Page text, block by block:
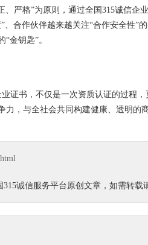
、严格”为原则，通过全国315诚信
合作伙伴越来越关注“合作安全性”
“金钥匙”。
证书，不仅是一次资质认证的过程
，与全社会共同构建健康、透明的
诚信服务平台原创文章，如需转载